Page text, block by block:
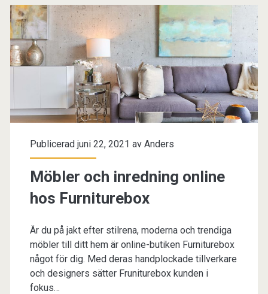
möbler
Publicerad juni 22, 2021 av Anders
Möbler och inredning online
hos Furniturebox
Är du på jakt efter stilrena, moderna och trendiga
möbler till ditt hem är online-butiken Furniturebox
något för dig. Med deras handplockade tillverkare
och designers sätter Fruniturebox kunden i
fokus…